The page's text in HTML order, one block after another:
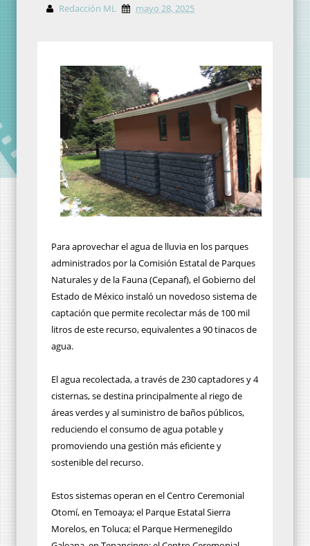
Redacción ML mayo 28, 2025
Para aprovechar el agua de lluvia en los parques
administrados por la Comisión Estatal de Parques
Naturales y de la Fauna (Cepanaf), el Gobierno del
Estado de México instaló un novedoso sistema de
captación que permite recolectar más de 100 mil
litros de este recurso, equivalentes a 90 tinacos de
agua.
El agua recolectada, a través de 230 captadores y 4
cisternas, se destina principalmente al riego de
áreas verdes y al suministro de baños públicos,
reduciendo el consumo de agua potable y
promoviendo una gestión más eficiente y
sostenible del recurso.
Estos sistemas operan en el Centro Ceremonial
Otomí, en Temoaya; el Parque Estatal Sierra
Morelos, en Toluca; el Parque Hermenegildo